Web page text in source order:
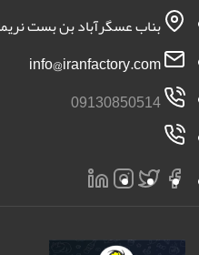
بناب عسگرآباد بن بست
09130850514